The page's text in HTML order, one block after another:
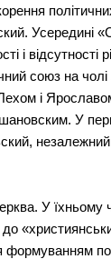
Усередині
відсутності
союз на
і
У
У їхньому